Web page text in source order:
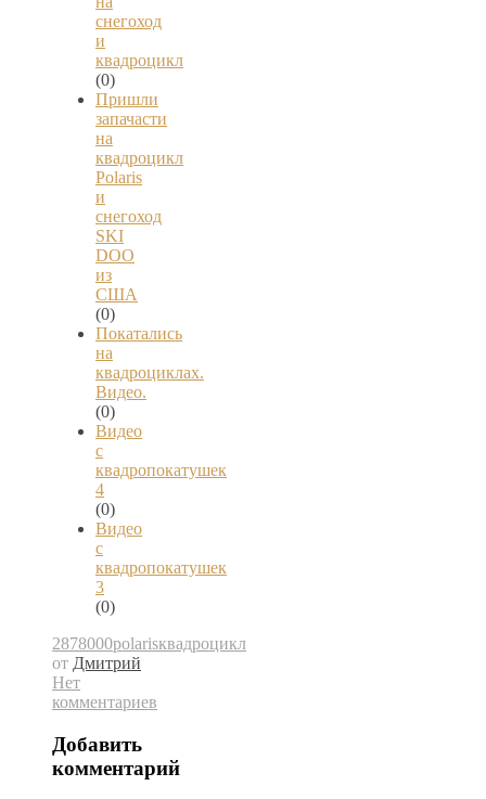
снегоход
и
квадроцикл
(0)
Пришли
запачасти
на
квадроцикл
Polaris
и
снегоход
SKI
DOO
из
США
(0)
Покатались
на
квадроциклах.
Видео.
(0)
Видео
с
квадропокатушек
4
(0)
Видео
с
квадропокатушек
3
(0)
2878000polarisквадроцикл
от Дмитрий
Нет
комментариев
Добавить
комментарий